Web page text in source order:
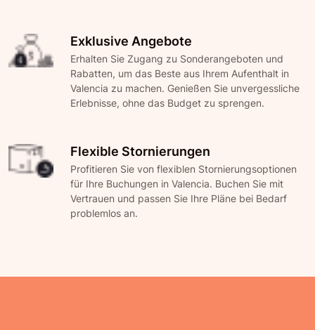
Exklusive Angebote
Erhalten Sie Zugang zu Sonderangeboten und
Rabatten, um das Beste aus Ihrem Aufenthalt in
Valencia zu machen. Genießen Sie unvergessliche
Erlebnisse, ohne das Budget zu sprengen.
Flexible Stornierungen
Profitieren Sie von flexiblen Stornierungsoptionen
für Ihre Buchungen in Valencia. Buchen Sie mit
Vertrauen und passen Sie Ihre Pläne bei Bedarf
problemlos an.